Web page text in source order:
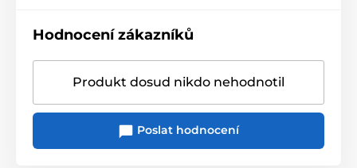
Hodnocení zákazníků
Produkt dosud nikdo nehodnotil
Poslat hodnocení